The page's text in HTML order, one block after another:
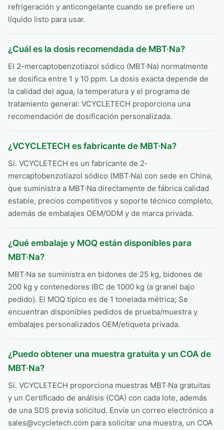
refrigeración y anticongelante cuando se prefiere un
líquido listo para usar.
¿Cuál es la dosis recomendada de MBT·Na?
El 2-mercaptobenzotiazol sódico (MBT·Na) normalmente
se dosifica entre 1 y 10 ppm. La dosis exacta depende de
la calidad del agua, la temperatura y el programa de
tratamiento general: VCYCLETECH proporciona una
recomendación de dosificación personalizada.
¿VCYCLETECH es fabricante de MBT·Na?
Sí. VCYCLETECH es un fabricante de 2-
mercaptobenzotiazol sódico (MBT·Na) con sede en China,
que suministra a MBT·Na directamente de fábrica calidad
estable, precios competitivos y soporte técnico completo,
además de embalajes OEM/ODM y de marca privada.
¿Qué embalaje y MOQ están disponibles para
MBT·Na?
MBT·Na se suministra en bidones de 25 kg, bidones de
200 kg y contenedores IBC de 1000 kg (a granel bajo
pedido). El MOQ típico es de 1 tonelada métrica; Se
encuentran disponibles pedidos de prueba/muestra y
embalajes personalizados OEM/etiqueta privada.
¿Puedo obtener una muestra gratuita y un COA de
MBT·Na?
Sí. VCYCLETECH proporciona muestras MBT·Na gratuitas
y un Certificado de análisis (COA) con cada lote, además
de una SDS previa solicitud. Envíe un correo electrónico a
sales@vcycletech.com para solicitar una muestra, un COA